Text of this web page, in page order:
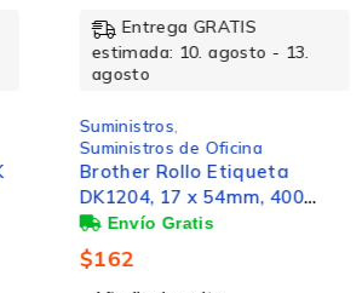
Entrega GRATIS
estimada: 10. agosto - 13.
agosto
Suministros,
Suministros de Oficina
Brother Rollo Etiqueta
DK1204, 17 x 54mm, 400
Etiquetas, para Brother QL-
500/QL-550
$162